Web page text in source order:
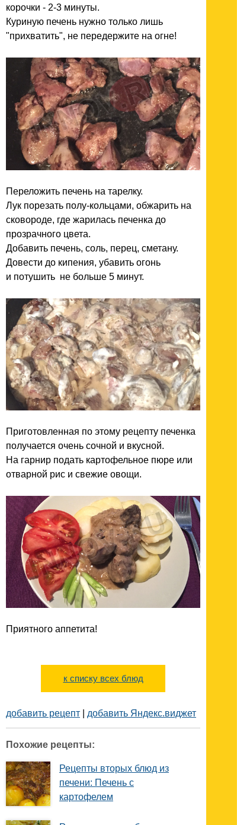
корочки - 2-3 минуты.
Куриную печень нужно только лишь
"прихватить", не передержите на огне!
Переложить печень на тарелку.
Лук порезать полу-кольцами, обжарить на
сковороде, где жарилась печенка до
прозрачного цвета.
Добавить печень, соль, перец, сметану.
Довести до кипения, убавить огонь
и потушить не больше 5 минут.
Приготовленная по этому рецепту печенка
получается очень сочной и вкусной.
На гарнир подать картофельное пюре или
отварной рис и свежие овощи.
Приятного аппетита!
к списку всех блюд
добавить рецепт добавить Яндекс.виджет
Похожие рецепты:
Рецепты вторых блюд из
печени: Печень с
картофелем